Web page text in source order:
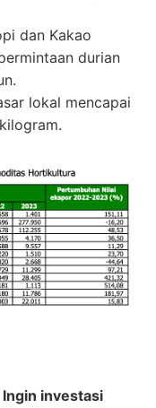
dan Kakao
durian
lokal mencapai
investasi